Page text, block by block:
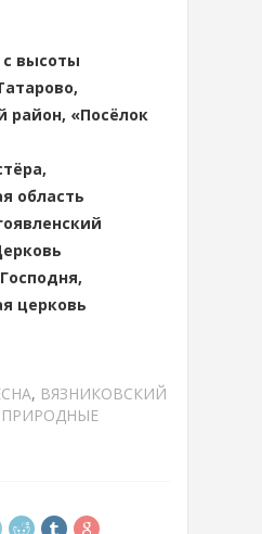
с высоты
район, «Посёлок
область
церковь
, ВЯЗНИКОВСКИЙ
ПРИРОДНЫЕ